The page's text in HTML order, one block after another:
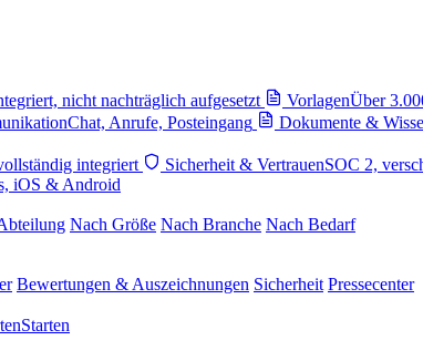
nicht nachträglich aufgesetzt VorlagenÜber
Chat, Anrufe, Posteingang Dokumente &
integriert Sicherheit & VertrauenSOC 2,
iOS & Android
Nach Größe Nach Branche Nach Bedarf
Bewertungen & Auszeichnungen Sicherheit Pressecenter
Starten